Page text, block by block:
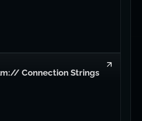
Connection Strings